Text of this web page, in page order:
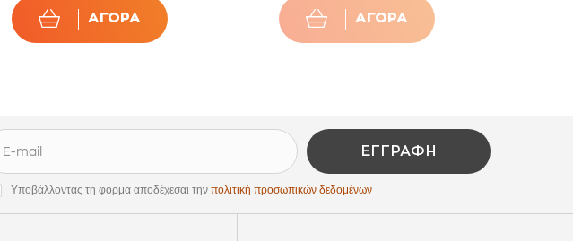
ΑΓΟΡΑ ΑΓΟΡΑ
ΕΓΓΡΑΦΉ
Υποβάλλοντας τη φόρμα αποδέχεσαι την πολιτική προσωπικών δεδομένων